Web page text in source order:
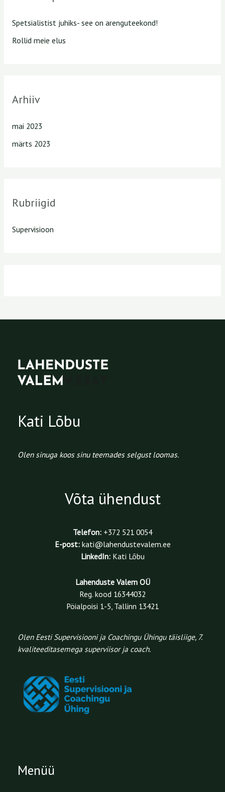
f
o
Spetsialistist juhiks- see on arenguteekond!
Rollid meie elus
Arhiiv
mai 2023
märts 2023
Rubriigid
Supervisioon
Kati Lõbu
Olen sinuga koos sinu teemades selgust loomas.
Võta ühendust
Telefon: +372 521 0054
E-post:kati@lahendustevalem.ee
LinkedIn: Kati Lõbu
Lahenduste Valem OÜ
Reg. kood 16344032
Pöialpoisi 1-5, Tallinn 13421
Olen Eesti Supervisiooni ja Coachingu Ühingu täisliige, 7.
kvaliteeditasemega superviisor ja coach.
Menüü